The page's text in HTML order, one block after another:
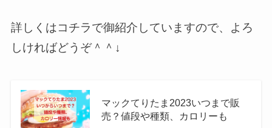
詳しくはコチラで御紹介していますので、よろ
しければどうぞ＾＾↓
マックてりたま2023いつまで販
売？値段や種類、カロリーも